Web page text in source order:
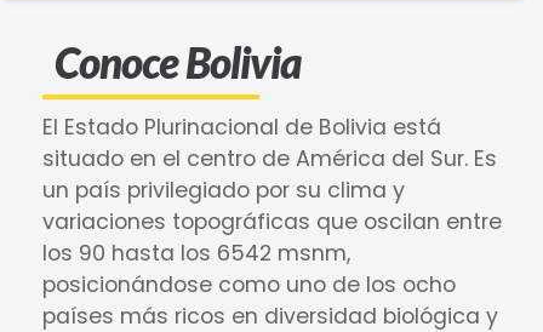
Conoce Bolivia
El Estado Plurinacional de Bolivia está
situado en el centro de América del Sur. Es
un país privilegiado por su clima y
variaciones topográficas que oscilan entre
los 90 hasta los 6542 msnm,
posicionándose como uno de los ocho
países más ricos en diversidad biológica y